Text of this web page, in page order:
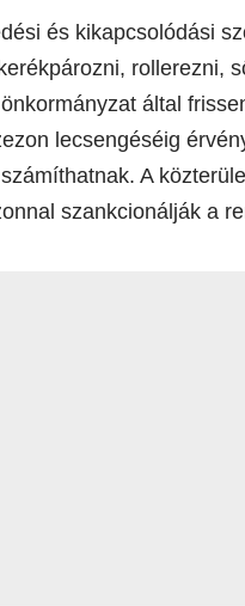
és kikapcsolódási
rollerezni,
által
lecsengéséig
A
szankcionálják a